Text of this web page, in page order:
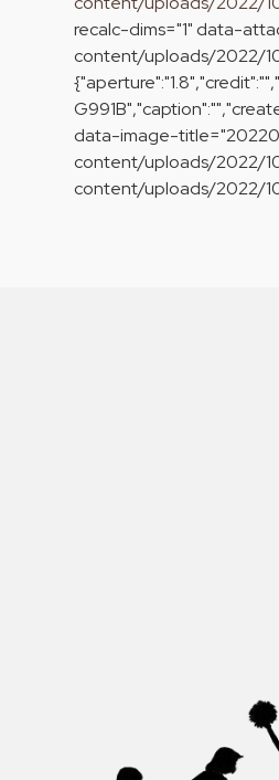
recalc-dims="1" data-
content/uploads/2022/
data-image-
content/uploads/2022/
content/uploads/2022/